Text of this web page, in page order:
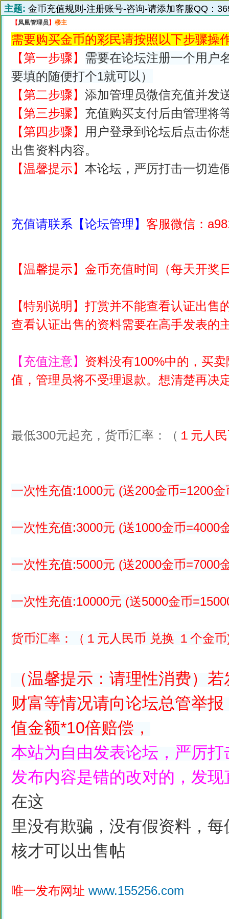
主题: 金币充值规则-注册账号-咨询-请添加客服QQ：
【凤凰管理员 】 楼主
需要购买金币的彩民请按照以下步骤操
【第一步骤】 需要在论坛注册一个用户
要填的随便打个1就可以）
【第二步骤】 添加管理员微信充值并发
【第三步骤】 充值购买支付后由管理将
【第四步骤】
用户登录到论坛后点击你
出售资料内容。
【温馨提示】 本论坛，严厉打击一切造
充值请联系【论坛管理】 客服微信：
【温馨提示】 金币充值时间（每天开奖
【特别说明】 打赏并不能查看认证出售
查看认证出售的资料需要在高手发表的
【充值注意】 资料没有100%中的，买
值，管理员将不受理退款。想清楚再决
最低300元起充，货币汇率：（ １元人
一次性充值:1000元 (送200金币=1200金
一次性充值:3000元 (送1000金币=4000
一次性充值:5000元 (送2000金币=7000
一次性充值:10000元 (送5000金币
货币汇率：（１元人民币 兑换 １个金
（温馨提示：请理性消费）
财富等情况请向论坛总管举
值金额*10倍赔偿，
本站为自由发表论坛，严厉
发布内容是错的改对的，发
在这
里没有欺骗，没有假资料，
核才可以出售帖
唯一发布网址 www.155256.com